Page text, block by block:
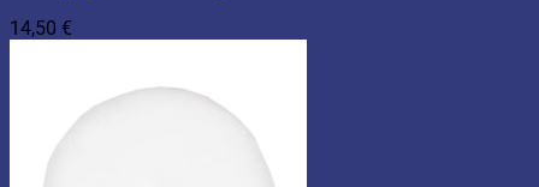
14,50 €